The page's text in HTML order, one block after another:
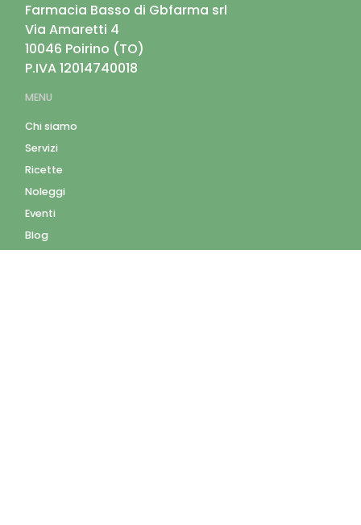
Farmacia Basso di Gbfarma srl
Via Amaretti 4
10046 Poirino (TO)
P.IVA12014740018
MENU
Chi siamo
Servizi
Ricette
Noleggi
Eventi
Blog